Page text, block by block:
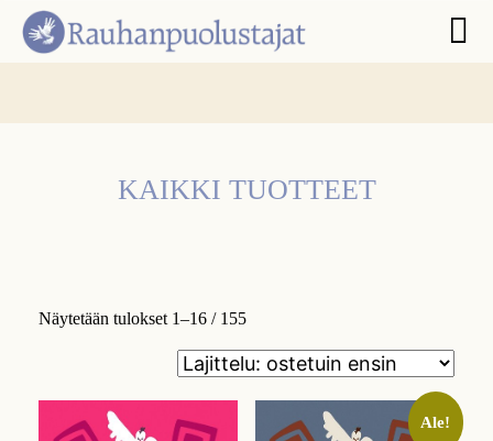
KAIKKI TUOTTEET
Näytetään tulokset 1–16 / 155
Ale!